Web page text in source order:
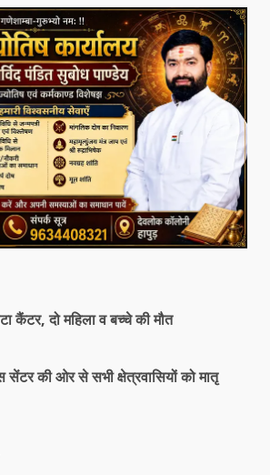
कैंटर, दो महिला व बच्चे की मौत
सेंटर की ओर से सभी क्षेत्रवासियों को मातृ